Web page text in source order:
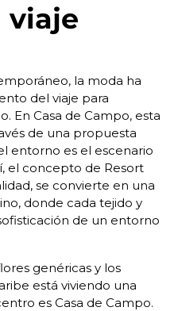
viaje
la moda ha
del viaje para
En Casa de Campo, esta
de una propuesta
entorno es el escenario
el concepto de Resort
se convierte en una
donde cada tejido y
de un entorno
genéricas y los
está viviendo una
es Casa de Campo.